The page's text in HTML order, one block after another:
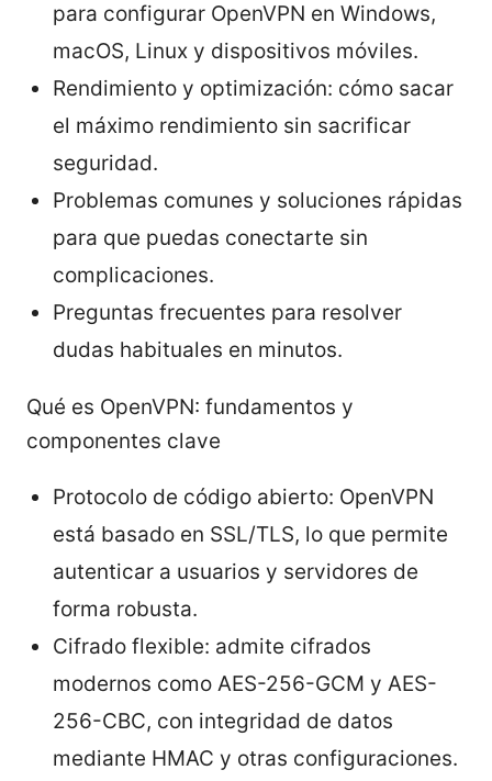
para configurar OpenVPN en Windows,
macOS, Linux y dispositivos móviles.
Rendimiento y optimización: cómo sacar
el máximo rendimiento sin sacrificar
seguridad.
Problemas comunes y soluciones rápidas
para que puedas conectarte sin
complicaciones.
Preguntas frecuentes para resolver
dudas habituales en minutos.
Qué es OpenVPN: fundamentos y
componentes clave
Protocolo de código abierto: OpenVPN
está basado en SSL/TLS, lo que permite
autenticar a usuarios y servidores de
forma robusta.
Cifrado flexible: admite cifrados
modernos como AES-256-GCM y AES-
256-CBC, con integridad de datos
mediante HMAC y otras configuraciones.